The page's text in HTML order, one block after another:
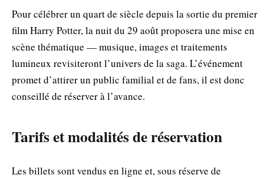
Pour célébrer un quart de siècle depuis la sortie du premier
film Harry Potter, la nuit du 29 août proposera une mise en
scène thématique — musique, images et traitements
lumineux revisiteront l’univers de la saga. L’événement
promet d’attirer un public familial et de fans, il est donc
conseillé de réserver à l’avance.
Tarifs et modalités de réservation
Les billets sont vendus en ligne et, sous réserve de